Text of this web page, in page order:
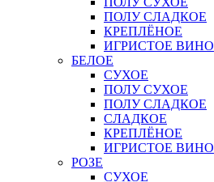
ПОЛУ СЛАДКОЕ
КРЕПЛЁНОЕ
ИГРИСТОЕ ВИНО
БЕЛОЕ
СУХОЕ
ПОЛУ СУХОЕ
ПОЛУ СЛАДКОЕ
СЛАДКОЕ
КРЕПЛЁНОЕ
ИГРИСТОЕ ВИНО
РОЗЕ
СУХОЕ